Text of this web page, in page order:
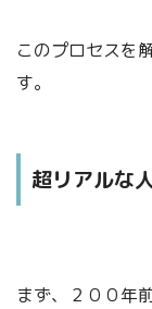
このプロセスを
す。
超リアルな
まず、２００年